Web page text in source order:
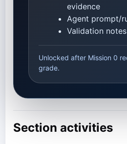
evidence
Agent prompt/
Validation notes
Unlocked after Mission 0
grade.
Section activities